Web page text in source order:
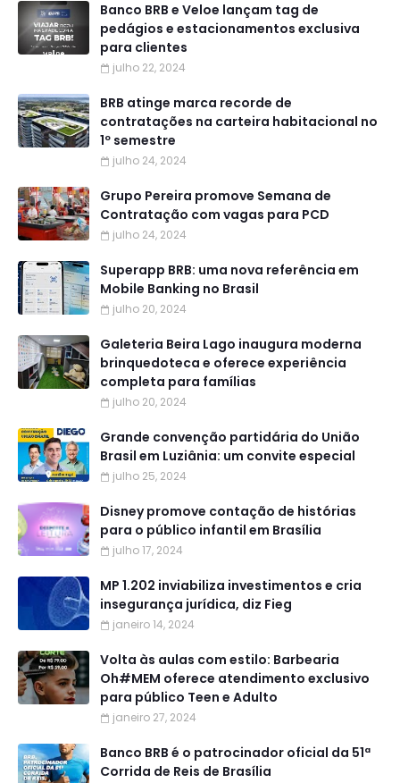
Banco BRB e Veloe lançam tag de
pedágios e estacionamentos exclusiva
para clientes
julho 22, 2024
BRB atinge marca recorde de
contratações na carteira habitacional no
1º semestre
julho 24, 2024
Grupo Pereira promove Semana de
Contratação com vagas para PCD
julho 24, 2024
Superapp BRB: uma nova referência em
Mobile Banking no Brasil
julho 20, 2024
Galeteria Beira Lago inaugura moderna
brinquedoteca e oferece experiência
completa para famílias
julho 20, 2024
Grande convenção partidária do União
Brasil em Luziânia: um convite especial
julho 25, 2024
Disney promove contação de histórias
para o público infantil em Brasília
julho 17, 2024
MP 1.202 inviabiliza investimentos e cria
insegurança jurídica, diz Fieg
janeiro 14, 2024
Volta às aulas com estilo: Barbearia
Oh#MEM oferece atendimento exclusivo
para público Teen e Adulto
janeiro 27, 2024
Banco BRB é o patrocinador oficial da 51ª
Corrida de Reis de Brasília